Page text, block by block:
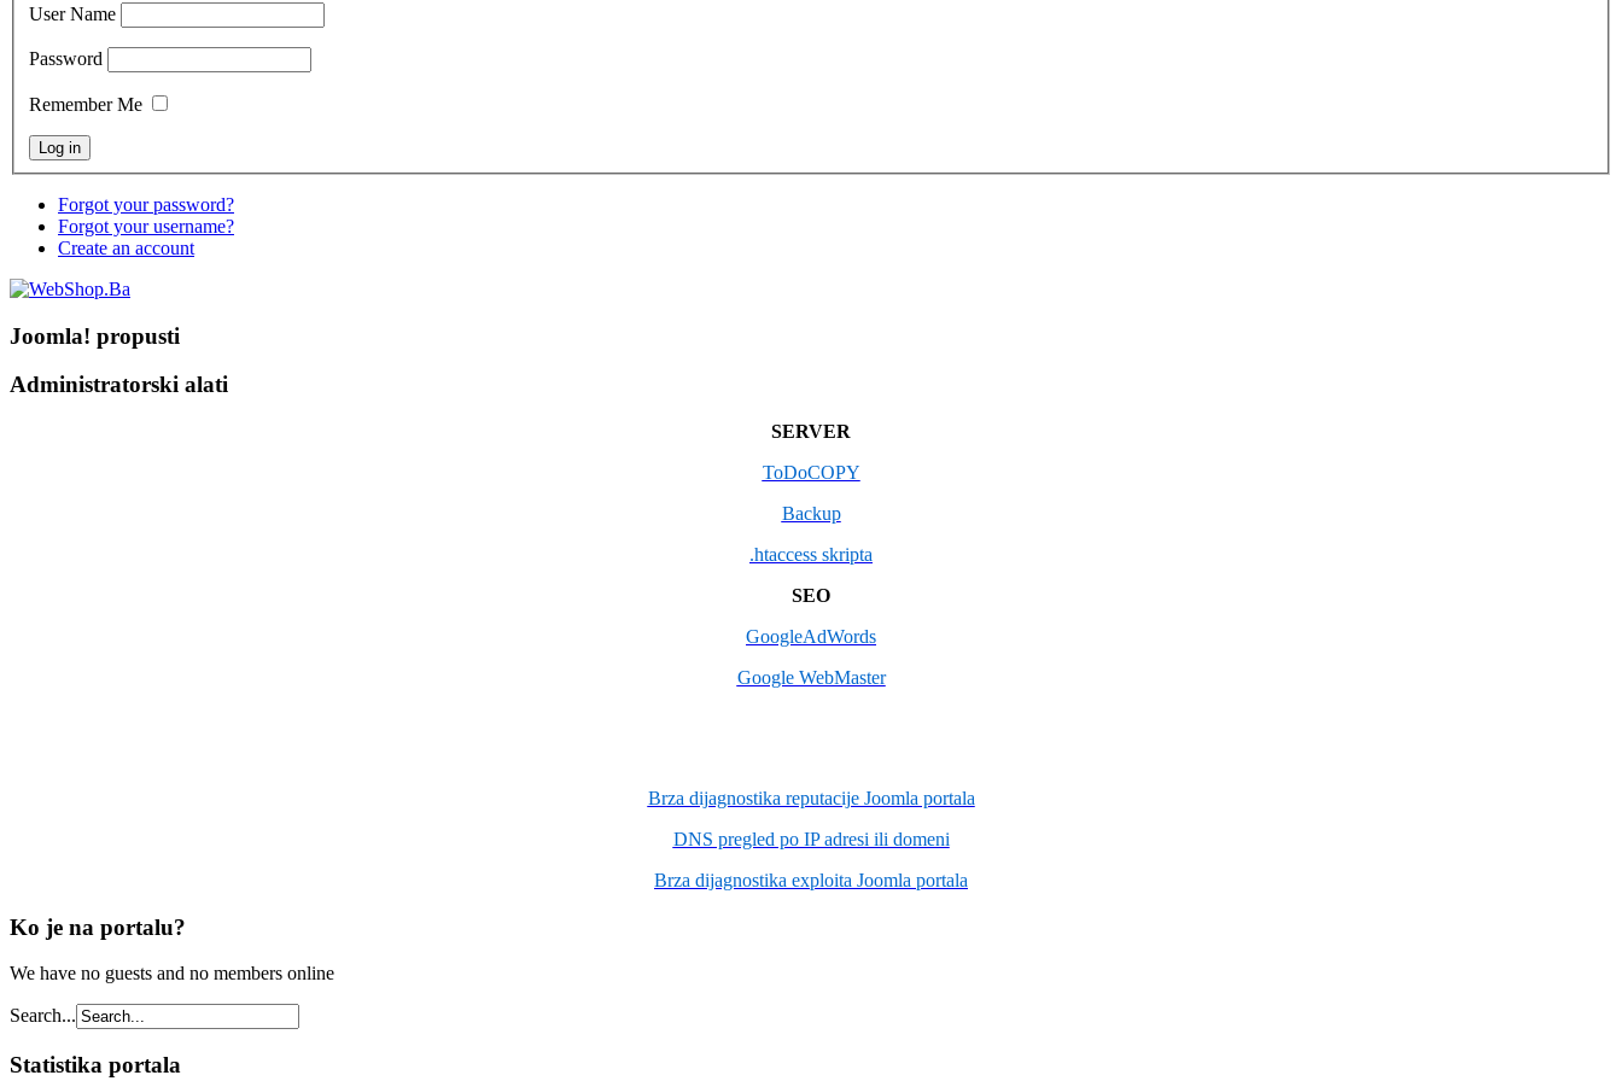
User Name
Password
Remember Me
Forgot your password?
Forgot your username?
Create an account
Joomla! propusti
Administratorski alati
SERVER
ToDoCOPY
Backup
.htaccess skripta
SEO
GoogleAdWords
Google WebMaster
Brza dijagnostika reputacije Joomla portala
DNS pregled po IP adresi ili domeni
Brza dijagnostika exploita Joomla portala
Ko je na portalu?
We have no guests and no members online
Search...
Statistika portala